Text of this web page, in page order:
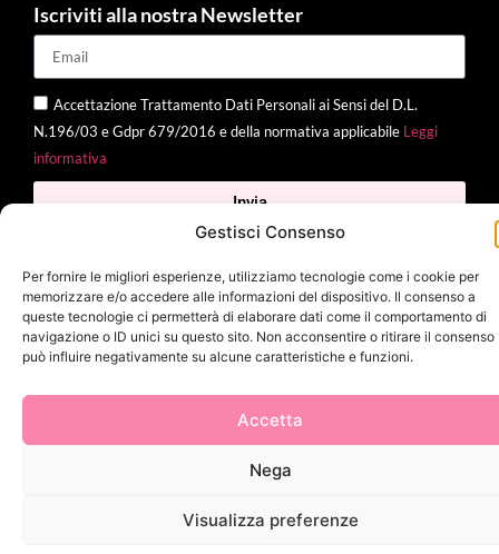
Gestisci Consenso
Per fornire le migliori esperienze, utilizziamo tecnologie come i cookie per
memorizzare e/o accedere alle informazioni del dispositivo. Il consenso a
queste tecnologie ci permetterà di elaborare dati come il comportamento di
navigazione o ID unici su questo sito. Non acconsentire o ritirare il consenso
può influire negativamente su alcune caratteristiche e funzioni.
Accetta
Nega
Visualizza preferenze
Iscriviti alla nostra Newsletter
Accettazione Trattamento Dati Personali ai Sensi del D.L.
N.196/03 e Gdpr 679/2016 e della normativa applicabile Leggi
informativa
Invia
2025 Delì |Privacy Policy|Cookie Policy| Made with byJenny
Mina